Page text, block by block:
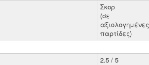
Σκορ
(σε
αξιολογημένες
παρτίδες)
2.5 / 5